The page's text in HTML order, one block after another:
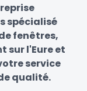
spécialisé
fenêtres,
sur l'Eure et
service
qualité.